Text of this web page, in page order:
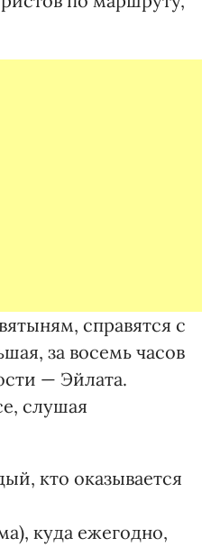
справятся с
за восемь часов
— Эйлата.
слушая
кто оказывается
куда ежегодно,